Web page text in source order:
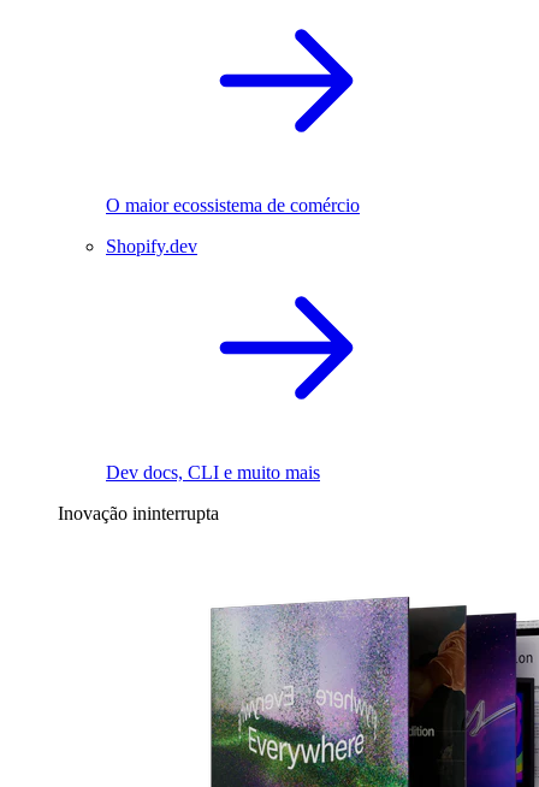
O maior ecossistema de comércio
Shopify.dev
Dev docs, CLI e muito mais
Inovação ininterrupta